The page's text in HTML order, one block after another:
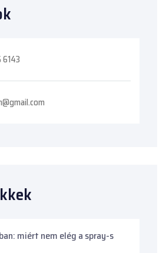
miért nem elég a spray-s